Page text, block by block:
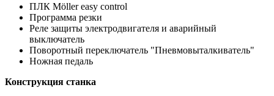
ПЛК Möller easy control
Программа резки
Реле защиты электродвигателя и аварийный
выключатель
Поворотный переключатель "Пневмовыталкиватель"
Ножная педаль
Конструкция станка